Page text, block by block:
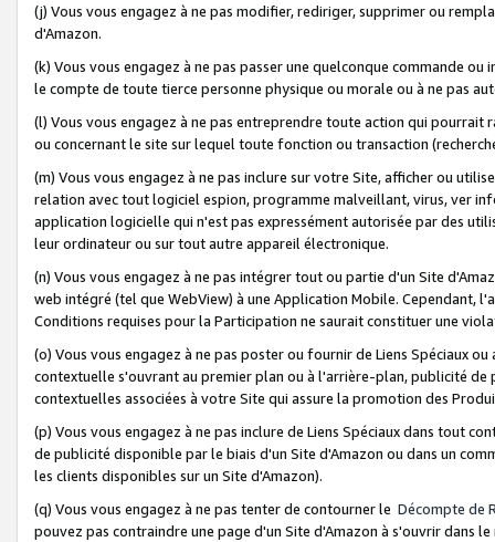
(j) Vous vous engagez à ne pas modifier, rediriger, supprimer ou
d'Amazon.
(k) Vous vous engagez à ne pas passer une quelconque commande
le compte de toute tierce personne physique ou morale ou à ne pas
(l) Vous vous engagez à ne pas entreprendre toute action qui
ou concernant le site sur lequel toute fonction ou transaction
(m) Vous vous engagez à ne pas inclure sur votre Site, afficher ou
relation avec tout logiciel espion, programme malveillant, virus, ver
application logicielle qui n'est pas expressément autorisée par des
leur ordinateur ou sur tout autre appareil électronique.
(n) Vous vous engagez à ne pas intégrer tout ou partie d'un Site
web intégré (tel que WebView) à une Application Mobile. Cependant,
Conditions requises pour la Participation ne saurait constituer une
(o) Vous vous engagez à ne pas poster ou fournir de Liens Spéciaux
contextuelle s'ouvrant au premier plan ou à l'arrière-plan, publicité
contextuelles associées à votre Site qui assure la promotion des
(p) Vous vous engagez à ne pas inclure de Liens Spéciaux dans tout
de publicité disponible par le biais d'un Site d'Amazon ou dans un
les clients disponibles sur un Site d'Amazon).
(q) Vous vous engagez à ne pas tenter de contourner le Décompte de
pouvez pas contraindre une page d'un Site d'Amazon à s'ouvrir dans